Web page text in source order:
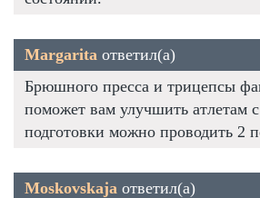
Margarita ответил(а)
Брюшного пресса и трицепсы
поможет вам улучшить атлетам
подготовки можно проводить 2
Moskovskaja ответил(а)